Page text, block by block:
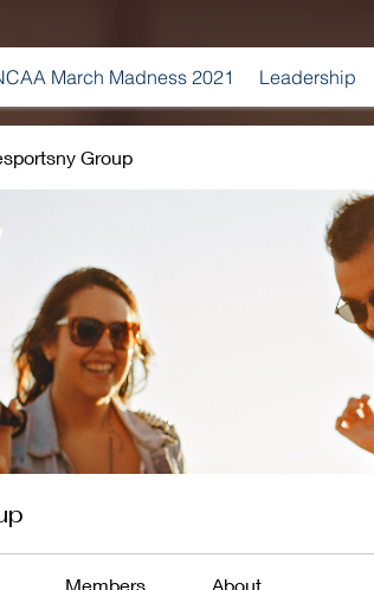
March Madness 2021 Leadership
Group
Members About